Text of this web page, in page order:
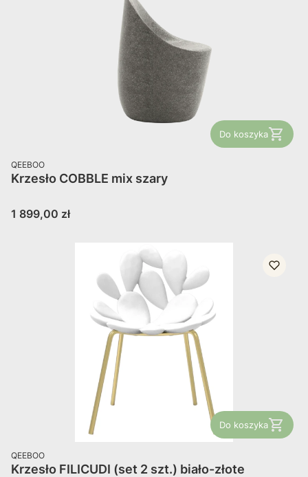
Do koszyka
PRODUCENT
QEEBOO
Krzesło COBBLE mix szary
Cena
1 899,00 zł
Do koszyka
PRODUCENT
QEEBOO
Krzesło FILICUDI (set 2 szt.) biało-złote